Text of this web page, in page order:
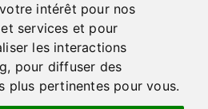
intérêt pour nos
services et pour
les interactions
, pour diffuser des
plus pertinentes pour vous.
LANGUAGE POLICY PRIVACY POLICY
DEVELOPMENT
ACKNOWLEDGMENTS